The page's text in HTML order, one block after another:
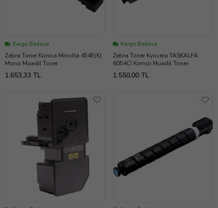
Kargo Bedava
Zebra Toner Konica Minolta 454E(K)
Mono Muadil Toner
1.653,33 TL
Kargo Bedava
Zebra Toner Kyocera TASKALFA
6054Cİ Kırmızı Muadil Toner
1.550,00 TL